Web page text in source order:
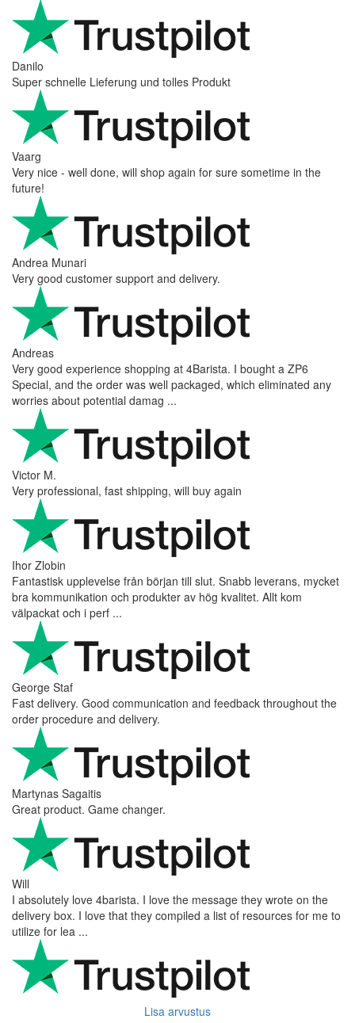
Danilo
Super schnelle Lieferung und tolles Produkt
Vaarg
Very nice - well done, will shop again for sure sometime in the
future!
Andrea Munari
Very good customer support and delivery.
Andreas
Very good experience shopping at 4Barista. I bought a ZP6
Special, and the order was well packaged, which eliminated any
worries about potential damag ...
Victor M.
Very professional, fast shipping, will buy again
Ihor Zlobin
Fantastisk upplevelse från början till slut. Snabb leverans, mycket
bra kommunikation och produkter av hög kvalitet. Allt kom
välpackat och i perf ...
George Staf
Fast delivery. Good communication and feedback throughout the
order procedure and delivery.
Martynas Sagaitis
Great product. Game changer.
Will
I absolutely love 4barista. I love the message they wrote on the
delivery box. I love that they compiled a list of resources for me to
utilize for lea ...
Lisa arvustus